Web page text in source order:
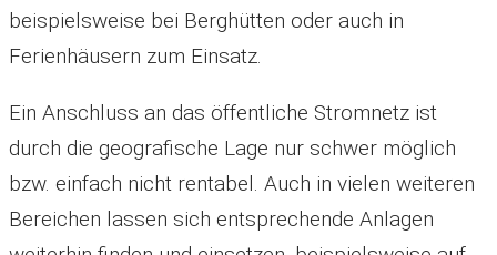
beispielsweise bei Berghütten oder auch in
Ferienhäusern zum Einsatz.
Ein Anschluss an das öffentliche Stromnetz ist
durch die geografische Lage nur schwer möglich
bzw. einfach nicht rentabel. Auch in vielen weiteren
Bereichen lassen sich entsprechende Anlagen